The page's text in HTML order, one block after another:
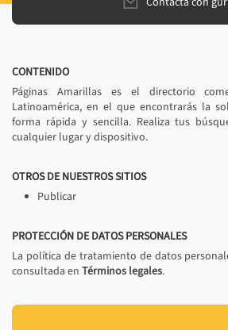
CONTENIDO
Páginas Amarillas es el directorio
Latinoamérica, en el que encontrarás la
forma rápida y sencilla. Realiza tus
cualquier lugar y dispositivo.
OTROS DE NUESTROS SITIOS
Publicar
PROTECCIÓN DE DATOS PERSONALES
La política de tratamiento de datos
consultada en Términos legales.